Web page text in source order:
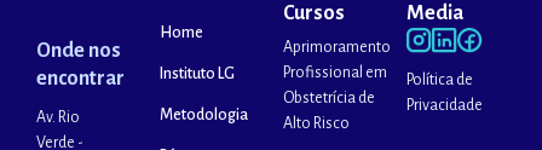
Onde nos
encontrar
Av. Rio
Verde -
Home
Instituto LG
Metodologia
Cursos
Aprimoramento
Profissional em
Obstetrícia de
Alto Risco
Media
Política de
Privacidade